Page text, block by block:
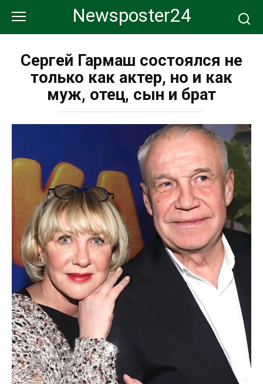
контенту
Newsposter24
Сергей Гармаш состоялся не
только как актер, но и как
муж, отец, сын и брат